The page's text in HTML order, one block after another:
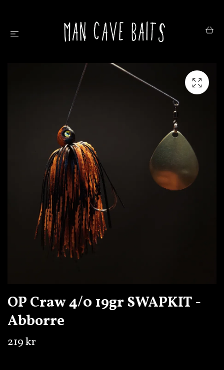
OP Craw 4/0 19gr SWAPKIT -
Abborre
219 kr